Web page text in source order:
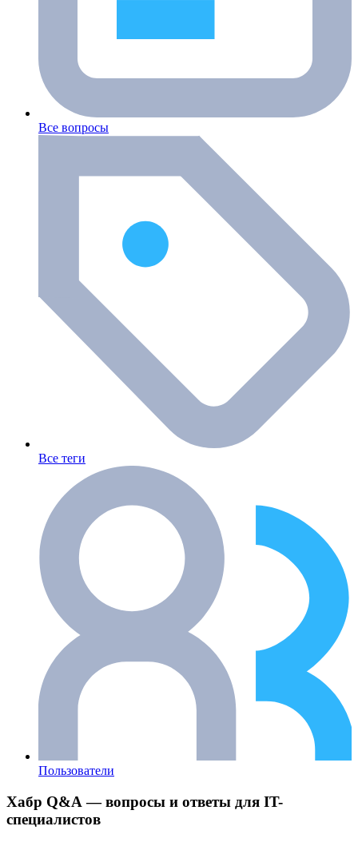
Все вопросы
Все теги
Пользователи
Хабр Q&A — вопросы и ответы для IT-
специалистов